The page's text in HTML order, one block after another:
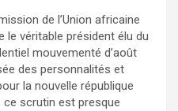
de l’Union africaine
véritable président élu du
mouvementé d’août
des personnalités et
la nouvelle république
ce scrutin est presque